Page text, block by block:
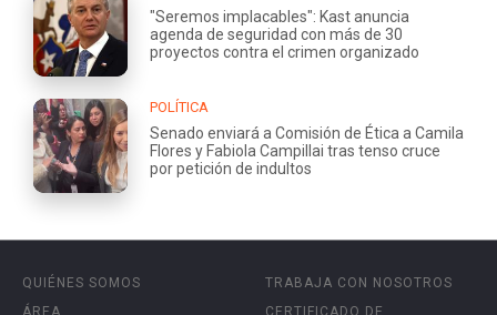
"Seremos implacables": Kast anuncia
agenda de seguridad con más de 30
proyectos contra el crimen organizado
POLÍTICA
Senado enviará a Comisión de Ética a Camila
Flores y Fabiola Campillai tras tenso cruce
por petición de indultos
QUIÉNES SOMOS
ÁREA
TRABAJA CON NOSOTROS
CERTIFICADO DE